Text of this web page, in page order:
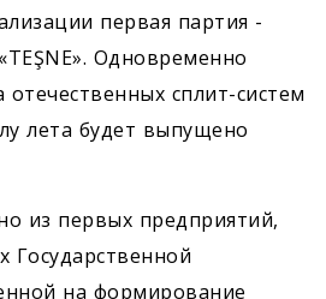
первая партия -
Одновременно
отечественных сплит-систем
лета будет выпущено
из первых предприятий,
Государственной
на формирование